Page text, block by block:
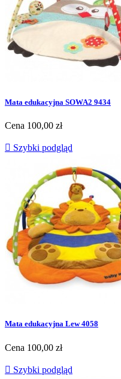
Mata edukacyjna SOWA2 9434
Cena 100,00 zł
 Szybki podgląd
Mata edukacyjna Lew 4058
Cena 100,00 zł
 Szybki podgląd